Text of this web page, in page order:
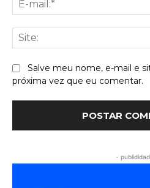
Salve meu nome, e-mail e
próxima vez que eu comentar.
-